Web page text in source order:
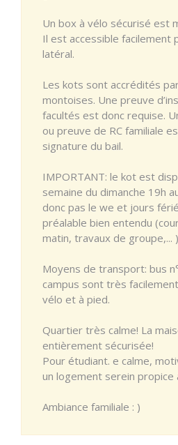
Un box à vélo sécurisé est
Il est accessible facilement
latéral.
Les kots sont accrédités
montoises. Une preuve
facultés est donc requise.
ou preuve de RC familiale
signature du bail.
IMPORTANT: le kot est
semaine du dimanche 19h
donc pas le we et jours
préalable bien entendu
matin, travaux de groupe,... )
Moyens de transport: bus
campus sont très
vélo et à pied.
Quartier très calme! La
entièrement sécurisée!
Pour étudiant. e calme,
un logement serein propice
Ambiance familiale : )